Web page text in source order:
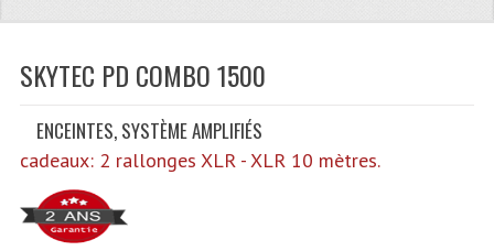
Recevoir Nos Promotions
SKYTEC PD COMBO 1500
ENCEINTES, SYSTÈME AMPLIFIÉS
cadeaux: 2 rallonges XLR - XLR 10 mètres.